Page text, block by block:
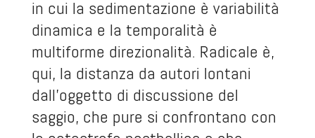
in cui la sedimentazione è variabilità
dinamica e la temporalità è
multiforme direzionalità. Radicale è,
qui, la distanza da autori lontani
dall’oggetto di discussione del
saggio, che pure si confrontano con